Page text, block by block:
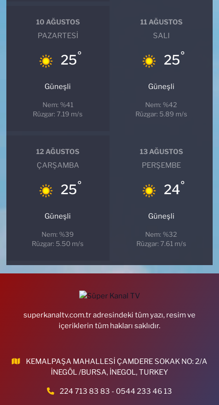
10 AĞUSTOS
PAZARTESI
25°
Güneşli
Nem: %41
Rüzgar: 7.19 m/s
11 AĞUSTOS
SALI
25°
Güneşli
Nem: %42
Rüzgar: 5.89 m/s
12 AĞUSTOS
ÇARŞAMBA
25°
Güneşli
Nem: %39
Rüzgar: 5.50 m/s
13 AĞUSTOS
PERŞEMBE
24°
Güneşli
Nem: %32
Rüzgar: 7.61 m/s
superkanaltv.com.tr adresindeki tüm yazı, resim ve
içeriklerin tüm hakları saklıdır.
KEMALPAŞA MAHALLESİ ÇAMDERE SOKAK NO: 2/A
İNEGÖL /BURSA, İNEGOL, TURKEY
224 713 83 83 - 0544 233 46 13